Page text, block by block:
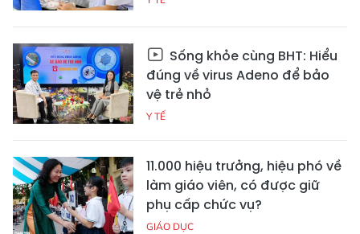
Sống khỏe cùng BHT: Hiểu
đúng về virus Adeno để bảo
vệ trẻ nhỏ
Y TẾ
11.000 hiệu trưởng, hiệu phó về
làm giáo viên, có được giữ
phụ cấp chức vụ?
GIÁO DỤC